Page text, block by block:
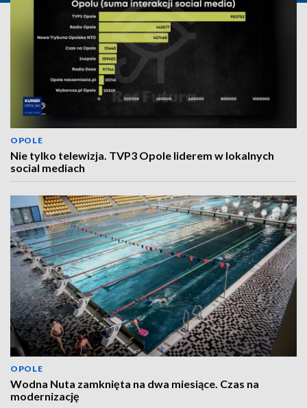
OPOLE
Nie tylko telewizja. TVP3 Opole liderem w lokalnych
social mediach
OPOLE
Wodna Nuta zamknięta na dwa miesiące. Czas na
modernizację